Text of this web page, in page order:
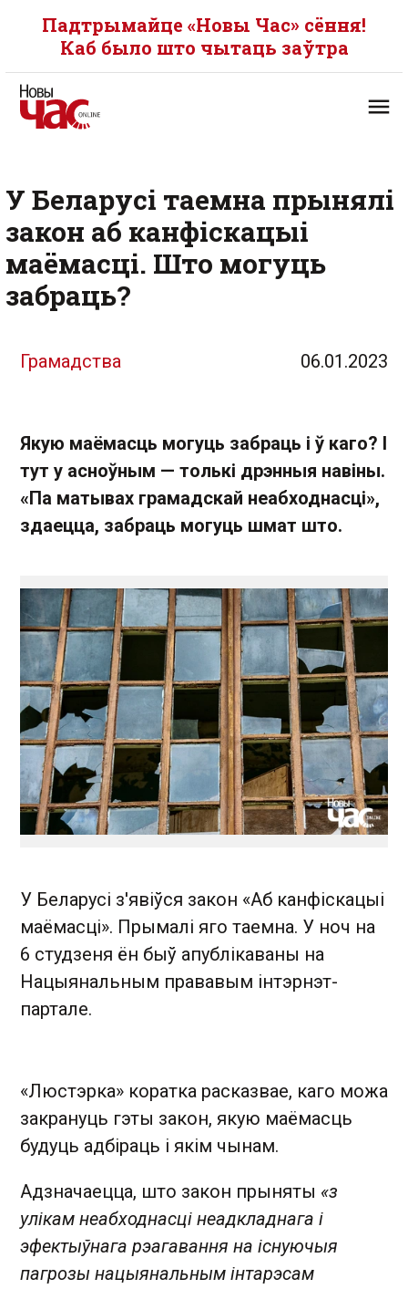
Падтрымайце «Новы Час» сёння!
Каб было што чытаць заўтра
У Беларусі таемна прынялі
закон аб канфіскацыі
маёмасці. Што могуць
забраць?
Грамадства 06.01.2023
Якую маёмасць могуць забраць і ў каго? І
тут у асноўным — толькі дрэнныя навіны.
«Па матывах грамадскай неабходнасці»,
здаецца, забраць могуць шмат што.
У Беларусі з'явіўся закон «Аб канфіскацыі
маёмасці». Прымалі яго таемна. У ноч на
6 студзеня ён быў апублікаваны на
Нацыянальным прававым інтэрнэт-
партале.
«Люстэрка» коратка расказвае, каго можа
закрануць гэты закон, якую маёмасць
будуць адбіраць і якім чынам.
Адзначаецца, што закон прыняты «з
улікам неабходнасці неадкладнага і
эфектыўнага рэагавання на існуючыя
пагрозы нацыянальным інтарэсам